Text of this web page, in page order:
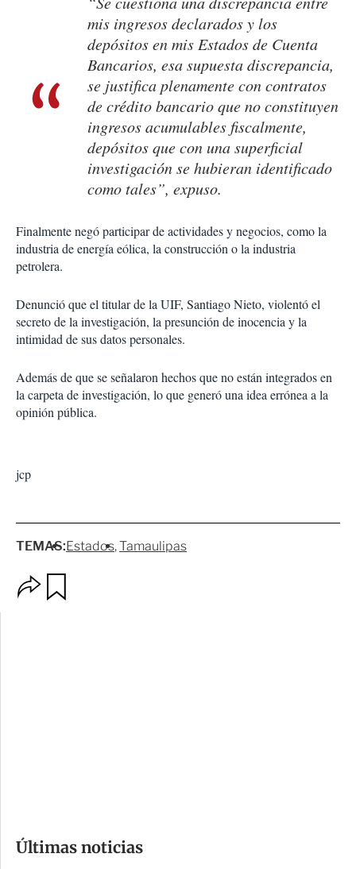
mis ingresos declarados y los
depósitos en mis Estados de Cuenta
Bancarios, esa supuesta discrepancia,
se justifica plenamente con contratos
de crédito bancario que no constituyen
ingresos acumulables fiscalmente,
depósitos que con una superficial
investigación se hubieran identificado
como tales”, expuso.
Finalmente negó participar de actividades y negocios, como la
industria de energía eólica, la construcción o la industria
petrolera.
Denunció que el titular de la UIF, Santiago Nieto, violentó el
secreto de la investigación, la presunción de inocencia y la
intimidad de sus datos personales.
Además de que se señalaron hechos que no están integrados en
la carpeta de investigación, lo que generó una idea errónea a la
opinión pública.
jcp
TEMAS:Estados Tamaulipas
m
Últimas noticias